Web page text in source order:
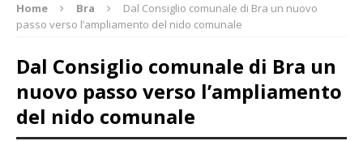
Home Bra
Dal Consiglio comunale di Bra un nuovo
passo verso l’ampliamento del nido comunale
Dal Consiglio comunale di Bra un
nuovo passo verso l’ampliamento
del nido comunale